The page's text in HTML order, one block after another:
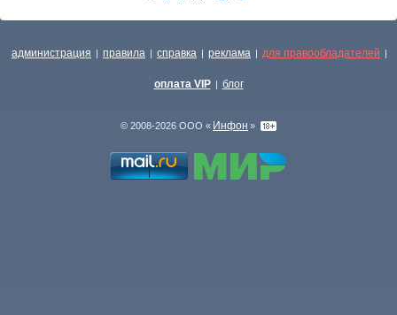
администрация | правила | справка | реклама | для правообладателей |
оплата VIP | блог
© 2008-2026 ООО « Инфон »